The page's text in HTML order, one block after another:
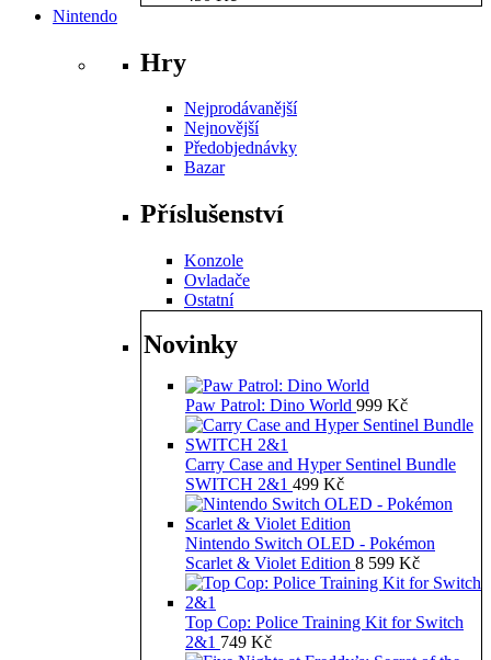
Nintendo
Hry
Nejprodávanější
Nejnovější
Předobjednávky
Bazar
Příslušenství
Konzole
Ovladače
Ostatní
Novinky
Paw Patrol: Dino World 999 Kč
Carry Case and Hyper Sentinel Bundle
SWITCH 2&1 499 Kč
Nintendo Switch OLED - Pokémon
Scarlet & Violet Edition 8 599 Kč
Top Cop: Police Training Kit for Switch
2&1 749 Kč